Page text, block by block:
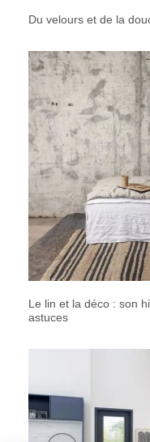
Du velours et de la
Le lin et la déco : son
astuces